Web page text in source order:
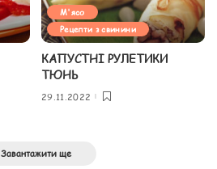
М'ясо
Рецепти з свинини
КАПУСТНІ РУЛЕТИКИ
ТЮНЬ
29.11.2022
Завантажити ще